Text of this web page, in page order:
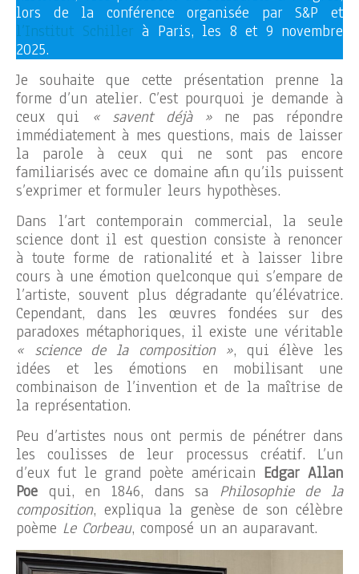
lors de la conférence organisée par S&P et
l’Institut Schiller à Paris, les 8 et 9 novembre
2025.
Je souhaite que cette présentation prenne la
forme d’un atelier. C’est pourquoi je demande à
ceux qui « savent déjà »ne pas répondre
immédiatement à mes questions, mais de laisser
la parole à ceux qui ne sont pas encore
familiarisés avec ce domaine afin qu’ils puissent
s’exprimer et formuler leurs hypothèses.
Dans l’art contemporain commercial, la seule
science dont il est question consiste à renoncer
à toute forme de rationalité et à laisser libre
cours à une émotion quelconque qui s’empare de
l’artiste, souvent plus dégradante qu’élévatrice.
Cependant, dans les œuvres fondées sur des
paradoxes métaphoriques, il existe une véritable
« science de la composition », qui élève les
idées et les émotions en mobilisant une
combinaison de l’invention et de la maîtrise de
la représentation.
Peu d’artistes nous ont permis de pénétrer dans
les coulisses de leur processus créatif. L’un
d’eux fut le grand poète américain Edgar Allan
Poe qui, en 1846, dans sa Philosophie de la
composition, expliqua la genèse de son célèbre
poème Le Corbeau, composé un an auparavant.